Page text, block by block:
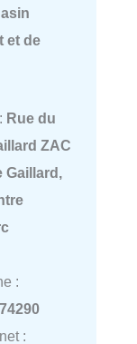
et de
Rue du
ZAC
Gaillard,
:
: